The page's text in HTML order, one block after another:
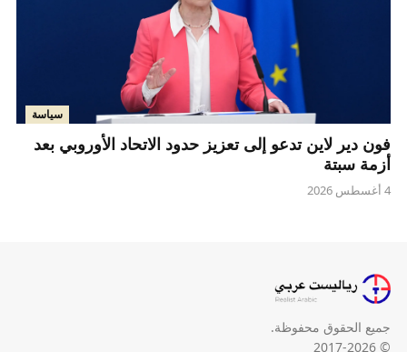
سياسة
فون دير لاين تدعو إلى تعزيز حدود الاتحاد الأوروبي بعد
أزمة سبتة
4 أغسطس 2026
جميع الحقوق محفوظة.
© 2017-2026